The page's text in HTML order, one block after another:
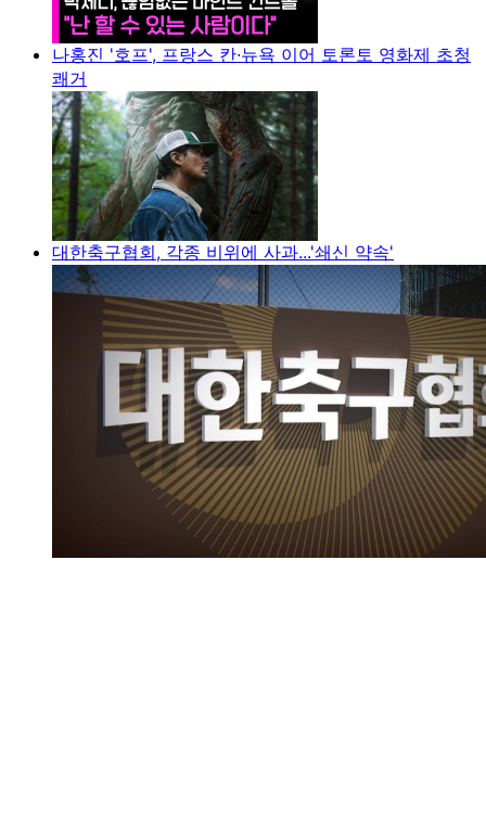
나홍진 '호프', 프랑스 칸·뉴욕 이어 토론토 영화제 초청
쾌거
대한축구협회, 각종 비위에 사과...'쇄신 약속'